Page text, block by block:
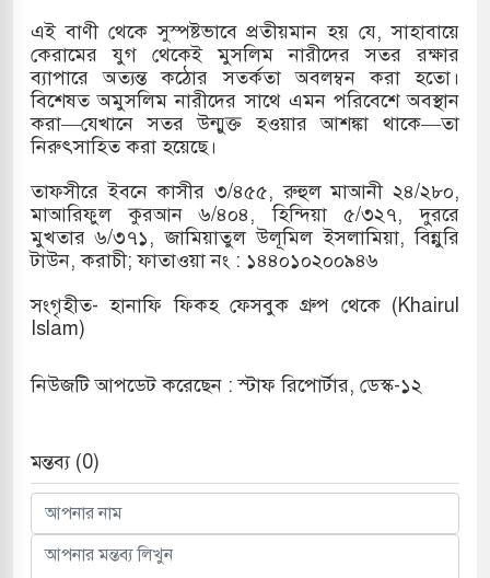
এই বাণী থেকে সুস্পষ্টভাবে প্রতীয়মান হয় যে, সাহাবায়ে
কেরামের যুগ থেকেই মুসলিম নারীদের সতর রক্ষার
ব্যাপারে অত্যন্ত কঠোর সতর্কতা অবলম্বন করা হতো।
বিশেষত অমুসলিম নারীদের সাথে এমন পরিবেশে অবস্থান
করা—যেখানে সতর উন্মুক্ত হওয়ার আশঙ্কা থাকে—তা
নিরুৎসাহিত করা হয়েছে।
তাফসীরে ইবনে কাসীর ৩/৪৫৫, রুহুল মাআনী ২৪/২৮০,
মাআরিফুল কুরআন ৬/৪০৪, হিন্দিয়া ৫/৩২৭, দুররে
মুখতার ৬/৩৭১, জামিয়াতুল উলূমিল ইসলামিয়া, বিন্নুরি
টাউন, করাচী; ফাতাওয়া নং : ১৪৪০১০২০০৯৪৬
সংগৃহীত- হানাফি ফিকহ ফেসবুক গ্রুপ থেকে (Khairul
Islam)
নিউজটি আপডেট করেছেন : স্টাফ রিপোর্টার, ডেস্ক-১২
মন্তব্য (0)